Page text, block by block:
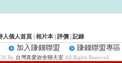
人個人首頁 相片本 評價 記錄
加入賺錢聯盟 賺錢聯盟專區
By 台灣真愛旅舍聊天室 All Rights Reserved.